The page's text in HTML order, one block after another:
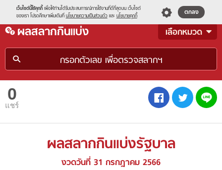
เว็บไซต์นี้ใช้คุกกี้ เพื่อให้ท่านได้รับประสบการณ์การใช้งานที่ดีที่สุดบน เว็บไซต์
ของเรา โปรดศึกษาเพิ่มเติมที่ นโยบายความเป็นส่วนตัว และ นโยบายคุกกี้
ตกลง
menu
ผลสลากกินแบ่ง เลือกหมวด
0
แชร์
FB TW
ผลสลากกินแบ่งรัฐบาล
งวดวันที่ 31 กรกฎาคม 2566